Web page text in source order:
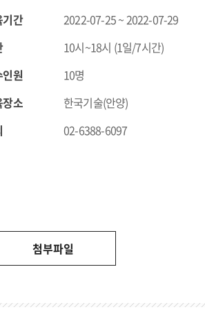
간
2022-07-25 ~ 2022-07-29
10시~18시 (1일/7시간)
원
10명
소
한국기술(안양)
02-6388-6097
첨부파일